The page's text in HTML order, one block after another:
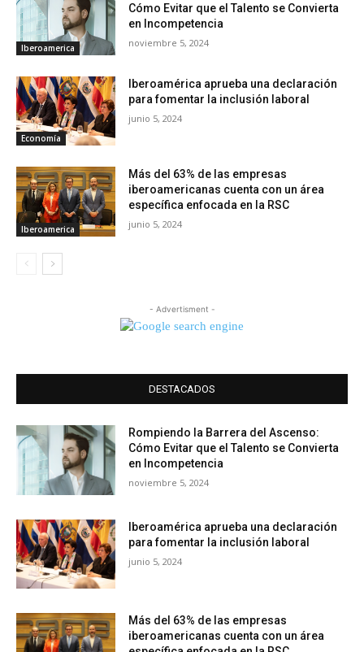
Iberoamerica
Cómo Evitar que el Talento se Convierta
en Incompetencia
noviembre 5, 2024
Economía
Iberoamérica aprueba una declaración
para fomentar la inclusión laboral
junio 5, 2024
Iberoamerica
Más del 63% de las empresas
iberoamericanas cuenta con un área
específica enfocada en la RSC
junio 5, 2024
- Advertisment -
DESTACADOS
Rompiendo la Barrera del Ascenso:
Cómo Evitar que el Talento se Convierta
en Incompetencia
noviembre 5, 2024
Iberoamérica aprueba una declaración
para fomentar la inclusión laboral
junio 5, 2024
Más del 63% de las empresas
iberoamericanas cuenta con un área